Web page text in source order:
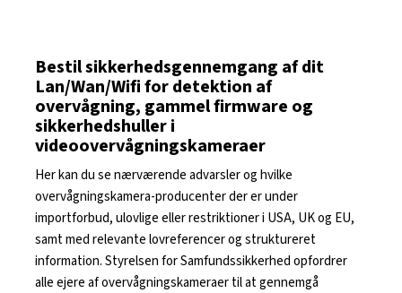
Bestil sikkerhedsgennemgang af dit
Lan/Wan/Wifi for detektion af
overvågning, gammel firmware og
sikkerhedshuller i
videoovervågningskameraer
Her kan du se nærværende advarsler og hvilke
overvågningskamera-producenter der er under
importforbud, ulovlige eller restriktioner i USA, UK og EU,
samt med relevante lovreferencer og struktureret
information. Styrelsen for Samfundssikkerhed opfordrer
alle ejere af overvågningskameraer til at gennemgå